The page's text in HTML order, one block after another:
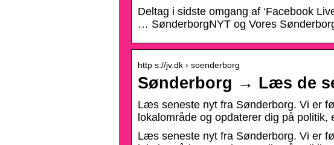
Deltag i sidste omgang af ‘Facebook
… SønderborgNYT og Vores
http s://jv.dk › soenderborg
Sønderborg → Læs de
Læs seneste nyt fra Sønderborg. Vi er
lokalområde og opdaterer dig på politik,
Læs seneste nyt fra Sønderborg. Vi er